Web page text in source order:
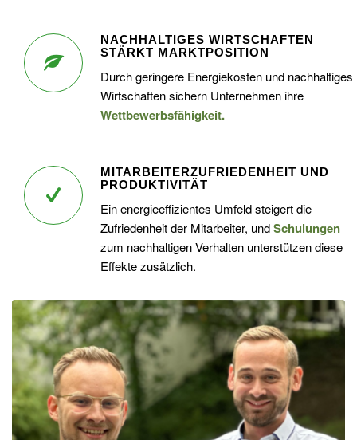
NACHHALTIGES WIRTSCHAFTEN
STÄRKT MARKTPOSITION
Durch geringere Energiekosten und nachhaltiges
Wirtschaften sichern Unternehmen ihre
Wettbewerbsfähigkeit.
MITARBEITERZUFRIEDENHEIT UND
PRODUKTIVITÄT
Ein energieeffizientes Umfeld steigert die
Zufriedenheit der Mitarbeiter, undSchulungen
zum nachhaltigen Verhalten unterstützen diese
Effekte zusätzlich.